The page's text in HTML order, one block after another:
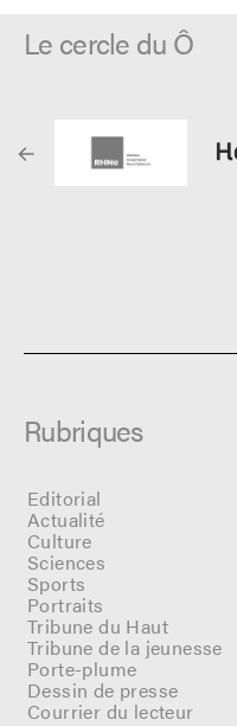
Le cercle du Ô
Rubriques
Editorial
Actualité
Culture
Sciences
Sports
Portraits
Tribune du Haut
Tribune de la jeunesse
Porte-plume
Dessin de presse
Courrier du lecteur